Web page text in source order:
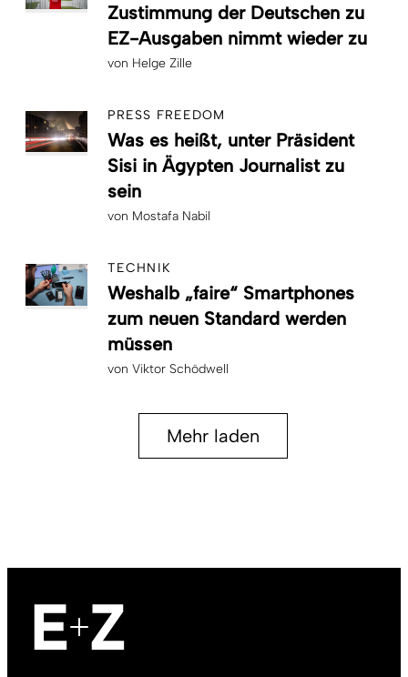
Zustimmung der Deutschen zu
EZ-Ausgaben nimmt wieder zu
von Helge Zille
PRESS FREEDOM
Was es heißt, unter Präsident
Sisi in Ägypten Journalist zu
sein
von Mostafa Nabil
TECHNIK
Weshalb „faire“ Smartphones
zum neuen Standard werden
müssen
von Viktor Schödwell
Mehr laden